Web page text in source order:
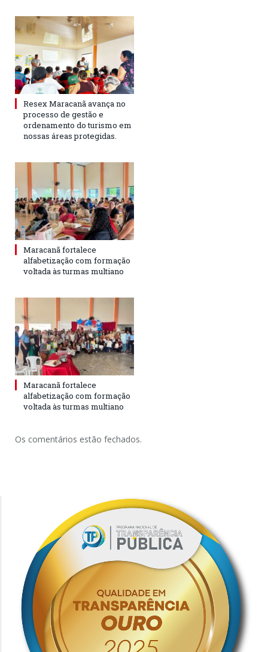
Resex Maracanã avança no
processo de gestão e
ordenamento do turismo em
nossas áreas protegidas.
Maracanã fortalece
alfabetização com formação
voltada às turmas multiano
Maracanã fortalece
alfabetização com formação
voltada às turmas multiano
Os comentários estão fechados.